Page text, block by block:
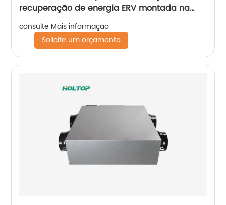
recuperação de energia ERV montada na
parede (com versão com sensor de CO2)
consulte Mais informação
Solicite um orçamento